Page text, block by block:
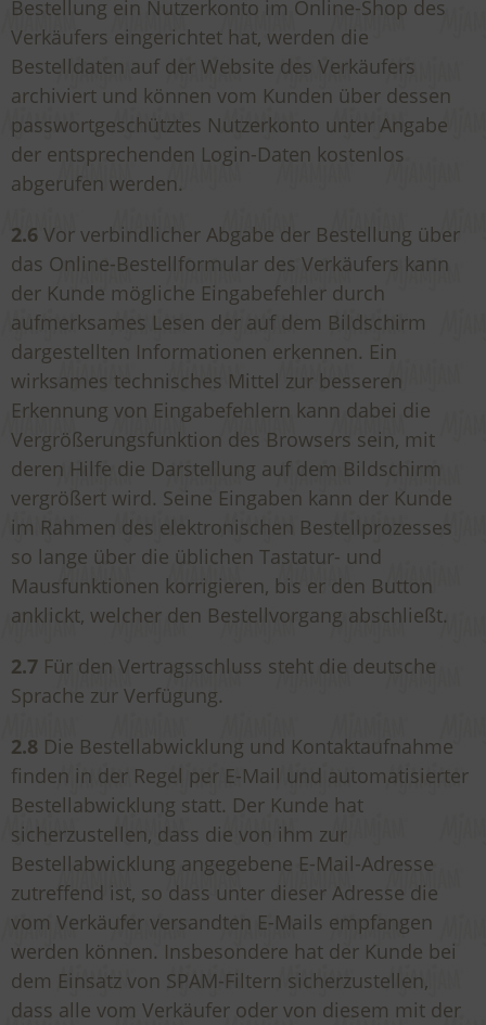
Bestellung ein Nutzerkonto im Online-Shop des
Verkäufers eingerichtet hat, werden die
Bestelldaten auf der Website des Verkäufers
archiviert und können vom Kunden über dessen
passwortgeschütztes Nutzerkonto unter Angabe
der entsprechenden Login-Daten kostenlos
abgerufen werden.
2.6 Vor verbindlicher Abgabe der Bestellung über
das Online-Bestellformular des Verkäufers kann
der Kunde mögliche Eingabefehler durch
aufmerksames Lesen der auf dem Bildschirm
dargestellten Informationen erkennen. Ein
wirksames technisches Mittel zur besseren
Erkennung von Eingabefehlern kann dabei die
Vergrößerungsfunktion des Browsers sein, mit
deren Hilfe die Darstellung auf dem Bildschirm
vergrößert wird. Seine Eingaben kann der Kunde
im Rahmen des elektronischen Bestellprozesses
so lange über die üblichen Tastatur- und
Mausfunktionen korrigieren, bis er den Button
anklickt, welcher den Bestellvorgang abschließt.
2.7 Für den Vertragsschluss steht die deutsche
Sprache zur Verfügung.
2.8 Die Bestellabwicklung und Kontaktaufnahme
finden in der Regel per E-Mail und automatisierter
Bestellabwicklung statt. Der Kunde hat
sicherzustellen, dass die von ihm zur
Bestellabwicklung angegebene E-Mail-Adresse
zutreffend ist, so dass unter dieser Adresse die
vom Verkäufer versandten E-Mails empfangen
werden können. Insbesondere hat der Kunde bei
dem Einsatz von SPAM-Filtern sicherzustellen,
dass alle vom Verkäufer oder von diesem mit der